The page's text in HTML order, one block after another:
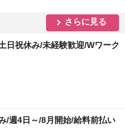
さらに見る
日祝休み/未経験歓迎/Wワーク
/週4日～/8月開始/給料前払い